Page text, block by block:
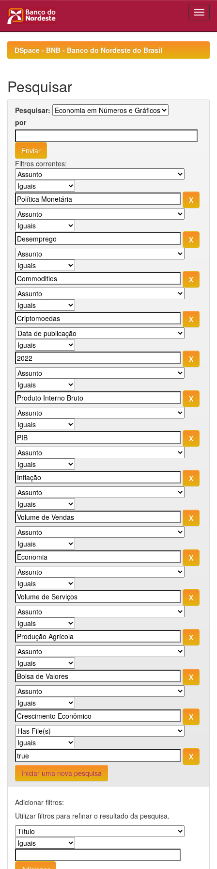
navigationDSpace - BNB - Banco do Nordeste do Brasil
Pesquisar
Pesquisar:
por
Filtros correntes:
Iniciar uma nova pesquisa
Adicionar filtros:
Utilizar filtros para refinar o resultado da pesquisa.